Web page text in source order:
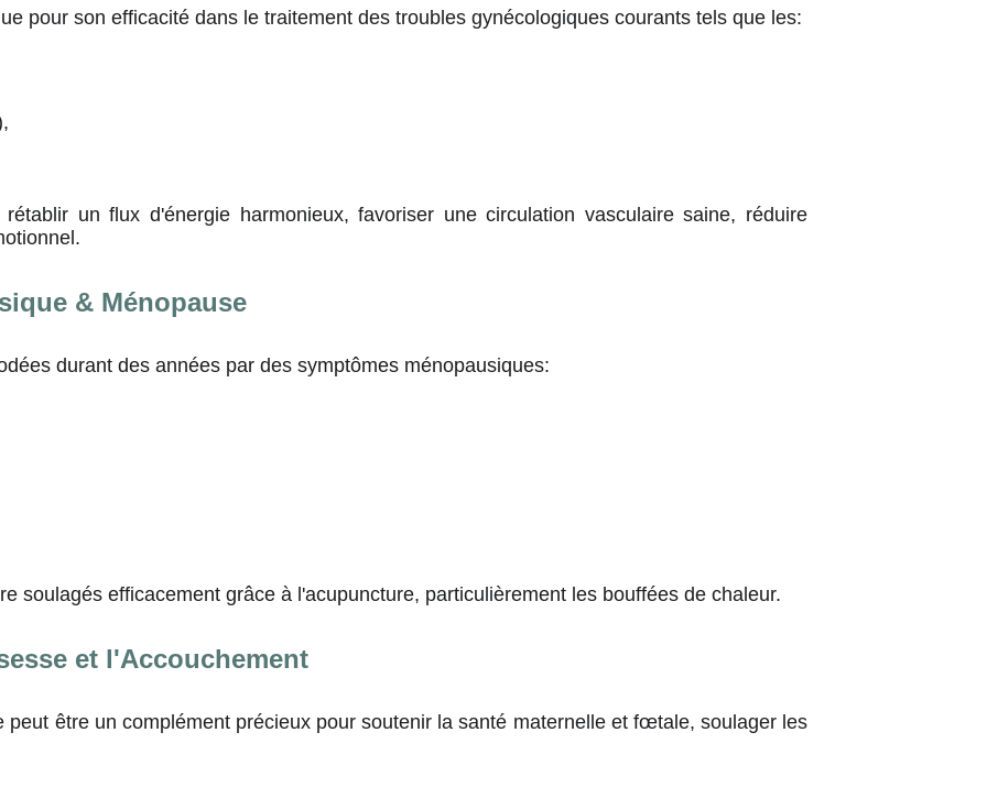
pour son efficacité dans le traitement des troubles gynécologiques courants tels que les:
un flux d'énergie harmonieux, favoriser une circulation vasculaire saine, réduire
& Ménopause
durant des années par des symptômes ménopausiques:
soulagés efficacement grâce à l'acupuncture, particulièrement les bouffées de chaleur.
et l'Accouchement
peut être un complément précieux pour soutenir la santé maternelle et fœtale, soulager les